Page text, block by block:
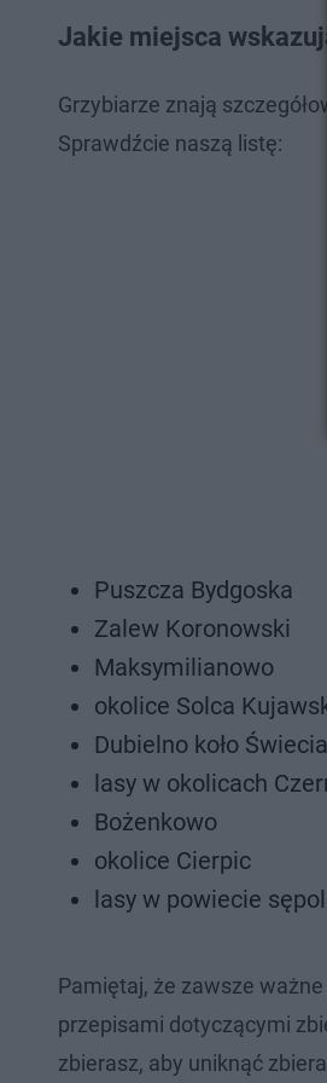
Jakie miejsca
Grzybiarze znają
Sprawdźcie naszą listę:
Puszcza Bydgoska
Zalew Koronowski
Maksymilianowo
okolice Solca
Dubielno koło Świecia
lasy w okolicach
Bożenkowo
okolice Cierpic
lasy w powiecie
Pamiętaj, że zawsze
przepisami dotyczącymi
zbierasz, aby uniknąć